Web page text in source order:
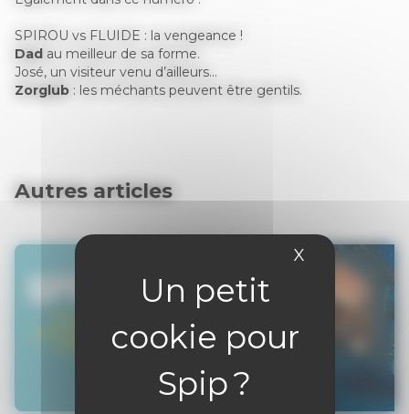
X Masquer le
SPIROU vs FLUIDE : la vengeance !
Dad au meilleur de sa forme.
José, un visiteur venu d’ailleurs…
Zorglub : les méchants peuvent être gentils.
Autres articles